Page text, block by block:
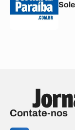
Contate-nos